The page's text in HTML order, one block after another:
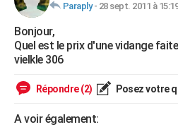
Essais
Réserver un essai
Citadines
Berlines
SUV
Forum auto
HIGH-TECH
Mobiles
Meilleur smartphone
Internet
Ordinateurs
Jeux vidéo
Guide high-tech
+BRICOLAGE
WEEK-END
Paraply- 28 sept. 2011 à 15:19
Bonjour,
Quel est le prix d'une vidange
vielkle 306
Répondre (2) Posez votre
A voir également: